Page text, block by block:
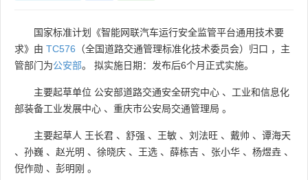
国家标准计划《智能网联汽车运行安全监管平台通用技术要
求》由 TC576 （全国道路交通管理标准化技术委员会）归口 ，主
管部门为公安部。 拟实施日期：发布后6个月正式实施。
主要起草单位 公安部道路交通安全研究中心 、 工业和信息化
部装备工业发展中心 、 重庆市公安局交通管理局 。
主要起草人 王长君 、 舒强 、 王敏 、 刘法旺 、 戴帅 、 谭海天
、 孙巍 、 赵光明 、 徐晓庆 、 王选 、 薛栋吉 、 张小华 、 杨煜垚 、
倪作勋 、 彭明刚 。